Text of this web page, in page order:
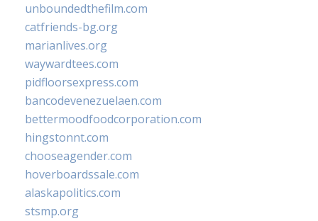
unboundedthefilm.com
catfriends-bg.org
marianlives.org
waywardtees.com
pidfloorsexpress.com
bancodevenezuelaen.com
bettermoodfoodcorporation.com
hingstonnt.com
chooseagender.com
hoverboardssale.com
alaskapolitics.com
stsmp.org